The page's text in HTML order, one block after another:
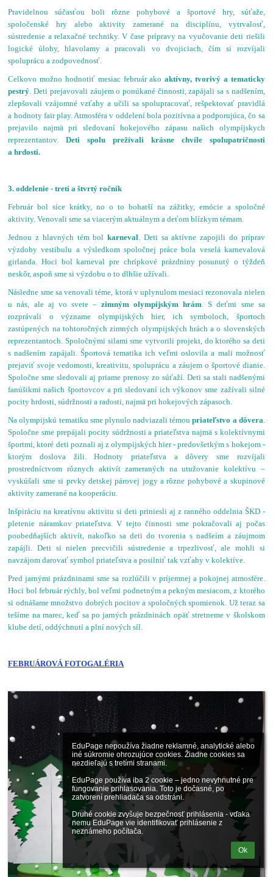
EduPage nepoužíva žiadne reklamné, analytické alebo
iné súkromie ohrozujúce cookies. Žiadne cookies sa
nezdieľajú s tretími stranami.
EduPage používa iba 2 cookie – jedno nevyhnutné pre
fungovanie prihlasovania. Toto je dočasné, po
zatvorení prehliadača sa odstráni.
Druhé cookie zvyšuje bezpečnosť prihlásenia - vďaka
nemu EduPage vie identifikovať prihlásenie z
neznámeho počítača.
Ok
Pravidelnou súčasťou boli rôzne pohybové a športové hry, súťaže,
spoločenské hry alebo aktivity zamerané na disciplínu, vytrvalosť,
sústredenie a relaxačné techniky. V čase prípravy na vyučovanie deti riešili
logické úlohy, hlavolamy a pracovali vo dvojiciach, čím si rozvíjali
spoluprácu a zodpovednosť.
Celkovo možno hodnotiť mesiac február akoaktívny, tvorivý a tematicky
pestrý . Deti prejavovali záujem o ponúkané činnosti, zapájali sa s nadšením,
zlepšovali vzájomné vzťahy a učili sa spolupracovať, rešpektovať pravidlá
a hodnoty fair play. Atmosféra v oddelení bola pozitívna a podporujúca, čo sa
prejavilo najmä pri sledovaní hokejového zápasu našich olympíjskych
reprezentantov.Deti spolu prežívali krásne chvíle spolupatričnosti
a hrdosti.
3. oddelenie - tretí a štvrtý ročník
Február bol síce krátky, no o to bohatší na zážitky, emócie a spoločné
aktivity. Venovali sme sa viacerým aktuálnym a deťom blízkym témam.
Jednou z hlavných tém bolkarneval . Deti sa aktívne zapojili do príprav
výzdoby vestibulu a výsledkom spoločnej práce bola veselá karnevalová
girlanda. Hoci bol karneval pre chrípkové prázdniny posunutý o týždeň
neskôr, aspoň sme si výzdobu o to dlhšie užívali.
Následne sme sa venovali téme, ktorá v uplynulom mesiaci rezonovala nielen
u nás, ale aj vo svete –zimným olympijským hrám . S deťmi sme sa
rozprávali o význame olympijských hier, ich symboloch, športoch
zastúpených na tohtoročných zimných olympijských hrách a o slovenských
reprezentantoch. Spoločnými silami sme vytvorili projekt, do ktorého sa deti
s nadšením zapájali. Športová tematika ich veľmi oslovila a mali možnosť
prejaviť svoje vedomosti, kreativitu, spoluprácu a záujem o športové dianie.
Spoločne sme sledovali aj priame prenosy zo súťaží. Deti sa stali nadšenými
fanúšikmi našich športovcov a pri sledovaní ich výkonov sme zažívali silné
pocity hrdosti, súdržnosti a radosti, najmä pri hokejových zápasoch.
Na olympijskú tematiku sme plynulo nadviazali témoupriateľstvo a dôvera
Spoločne sme prepájali pocity súdržnosti a priateľstva najmä s kolektívnymi
športmi, ktoré deti poznali aj z olympijských hier - predovšetkým s hokejom -
ktorým doslova žili. Hodnoty priateľstva a dôvery sme rozvíjali
prostredníctvom rôznych aktivít zameraných na utužovanie kolektívu –
vyskúšali sme si prvky detskej párovej jogy a rôzne pohybové a skupinové
aktivity zamerané na kooperáciu.
Inšpiráciu na kreatívnu aktivitu si deti priniesli aj z ranného oddelnia ŠKD -
pletenie náramkov priateľstva. V tejto činnosti sme pokračovali aj počas
poobedňajších aktivít, nakoľko sa deti do tvorenia s nadšeím a záujmom
zapájli. Deti si nielen precvičili sústredenie a trpezlivosť, ale mohli si
navzájom darovať symbol priateľstva a posilniť tak vzťahy v kolektíve.
Pred jarnými prázdninami sme sa rozlúčili v príjemnej a pokojnej atmosfére.
Hoci bol február rýchly, bol veľmi podnetným a pekným mesiacom, z ktorého
si odnášame množstvo dobrých pocitov a spoločných spomienok. Už teraz sa
tešíme na marec, keď sa po jarných prázdninách opäť stretneme v školskom
klube detí, oddýchnutí a plní nových síl.
FEBRUÁROVÁ FOTOGALÉRIA